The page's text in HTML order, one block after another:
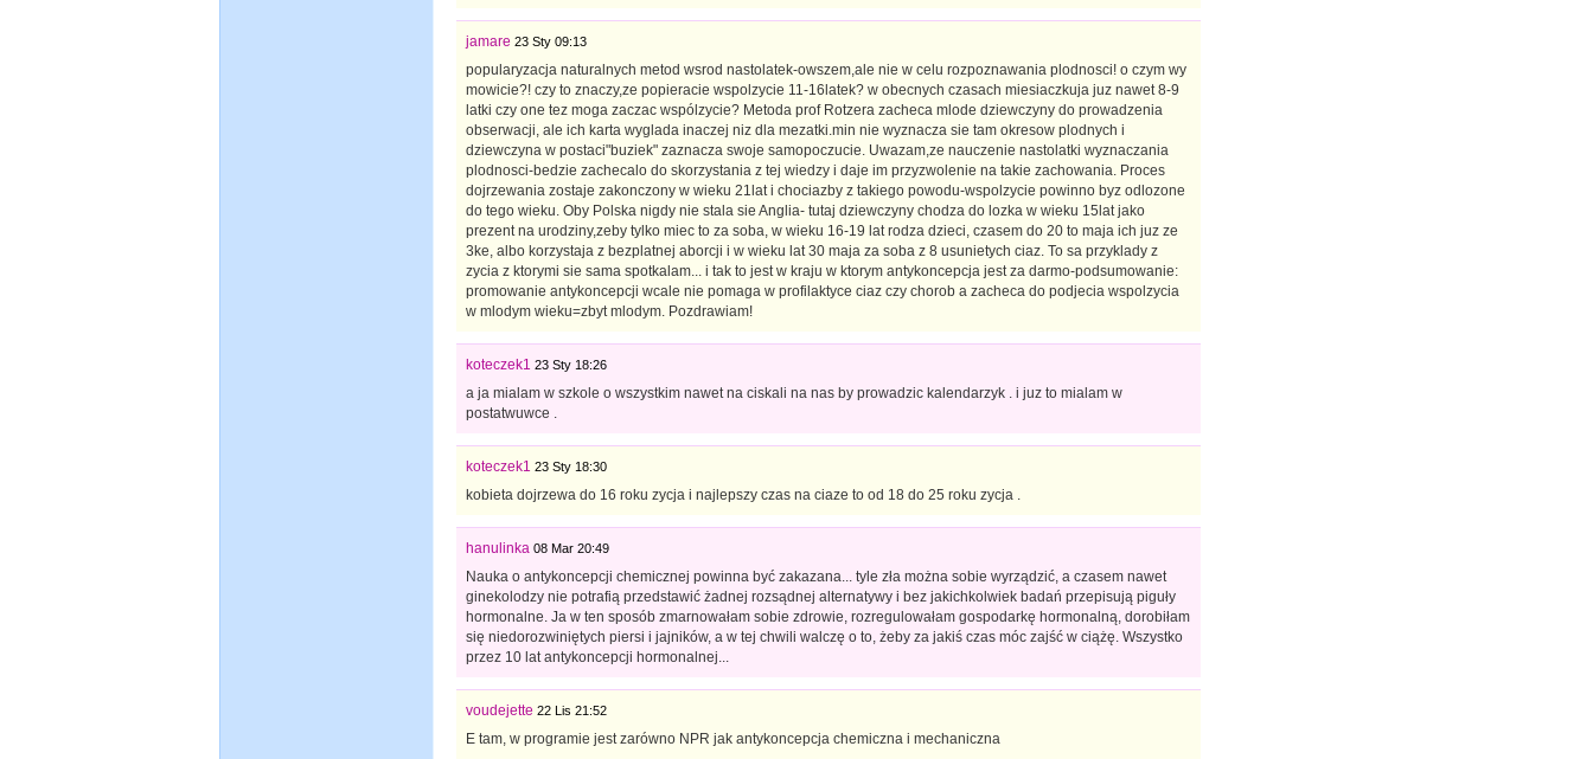
jamare 23 Sty 09:13
popularyzacja naturalnych metod wsrod nastolatek-owszem,ale nie w celu rozpoznawania plodnosci! o czym wy
mowicie?! czy to znaczy,ze popieracie wspolzycie 11-16latek? w obecnych czasach miesiaczkuja juz nawet 8-9
latki czy one tez moga zaczac wspólzycie? Metoda prof Rotzera zacheca mlode dziewczyny do prowadzenia
obserwacji, ale ich karta wyglada inaczej niz dla mezatki.min nie wyznacza sie tam okresow plodnych i
dziewczyna w postaci"buziek" zaznacza swoje samopoczucie. Uwazam,ze nauczenie nastolatki wyznaczania
plodnosci-bedzie zachecalo do skorzystania z tej wiedzy i daje im przyzwolenie na takie zachowania. Proces
dojrzewania zostaje zakonczony w wieku 21lat i chociazby z takiego powodu-wspolzycie powinno byz odlozone
do tego wieku. Oby Polska nigdy nie stala sie Anglia- tutaj dziewczyny chodza do lozka w wieku 15lat jako
prezent na urodziny,zeby tylko miec to za soba, w wieku 16-19 lat rodza dzieci, czasem do 20 to maja ich juz ze
3ke, albo korzystaja z bezplatnej aborcji i w wieku lat 30 maja za soba z 8 usunietych ciaz. To sa przyklady z
zycia z ktorymi sie sama spotkalam... i tak to jest w kraju w ktorym antykoncepcja jest za darmo-podsumowanie:
promowanie antykoncepcji wcale nie pomaga w profilaktyce ciaz czy chorob a zacheca do podjecia wspolzycia
w mlodym wieku=zbyt mlodym. Pozdrawiam!
koteczek1 23 Sty 18:26
a ja mialam w szkole o wszystkim nawet na ciskali na nas by prowadzic kalendarzyk . i juz to mialam w
postatwuwce .
koteczek1 23 Sty 18:30
kobieta dojrzewa do 16 roku zycja i najlepszy czas na ciaze to od 18 do 25 roku zycja .
hanulinka 08 Mar 20:49
Nauka o antykoncepcji chemicznej powinna być zakazana... tyle zła można sobie wyrządzić, a czasem nawet
ginekolodzy nie potrafią przedstawić żadnej rozsądnej alternatywy i bez jakichkolwiek badań przepisują piguły
hormonalne. Ja w ten sposób zmarnowałam sobie zdrowie, rozregulowałam gospodarkę hormonalną, dorobiłam
się niedorozwiniętych piersi i jajników, a w tej chwili walczę o to, żeby za jakiś czas móc zajść w ciążę. Wszystko
przez 10 lat antykoncepcji hormonalnej...
voudejette 22 Lis 21:52
E tam, w programie jest zarówno NPR jak antykoncepcja chemiczna i mechaniczna